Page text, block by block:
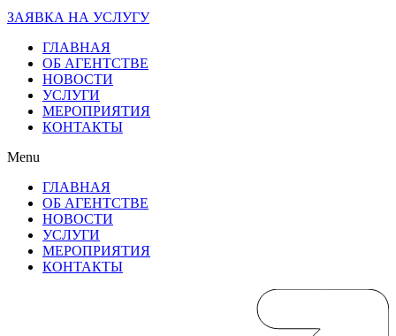
ЗАЯВКА НА УСЛУГУ
ГЛАВНАЯ
ОБ АГЕНТСТВЕ
НОВОСТИ
УСЛУГИ
МЕРОПРИЯТИЯ
КОНТАКТЫ
Menu
ГЛАВНАЯ
ОБ АГЕНТСТВЕ
НОВОСТИ
УСЛУГИ
МЕРОПРИЯТИЯ
КОНТАКТЫ